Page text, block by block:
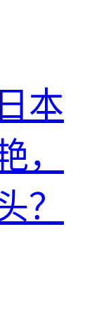
本
，
？